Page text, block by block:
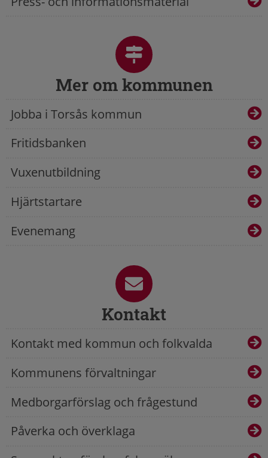
Mer om kommunen
Jobba i Torsås kommun
Fritidsbanken
Vuxenutbildning
Hjärtstartare
Evenemang
Kontakt
Kontakt med kommun och folkvalda
Kommunens förvaltningar
Medborgarförslag och frågestund
Påverka och överklaga